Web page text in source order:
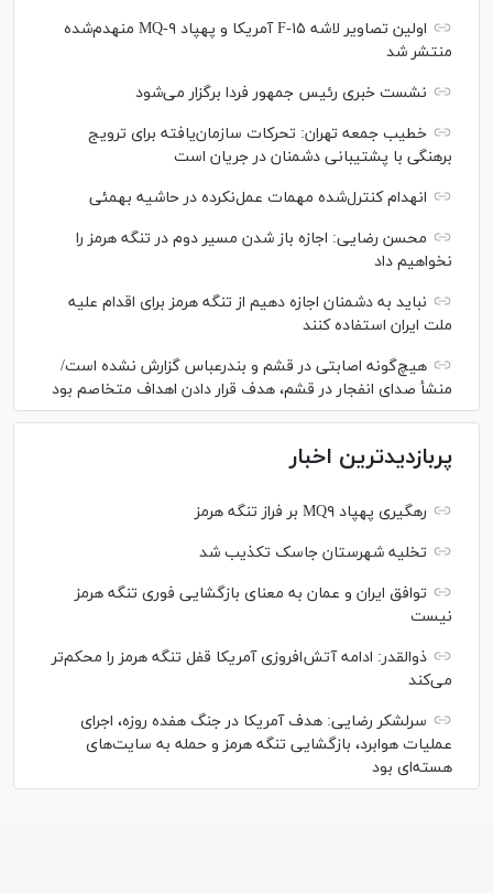
اولین تصاویر لاشه F-۱۵ آمریکا و پهپاد MQ-۹ منهدم‌شده
منتشر شد
نشست خبری رئیس‌ جمهور فردا برگزار می‌شود
خطیب جمعه تهران: تحرکات سازمان‌یافته برای ترویج
برهنگی با پشتیبانی دشمنان در جریان است
انهدام کنترل‌شده مهمات عمل‌نکرده در حاشیه بهمئی
محسن رضایی: اجازه باز شدن مسیر دوم در تنگه هرمز را
نخواهیم داد
نباید به دشمنان اجازه دهیم از تنگه هرمز برای اقدام علیه
ملت ایران استفاده کنند
هیچ‌گونه اصابتی در قشم و بندرعباس گزارش نشده است/
منشأ صدای انفجار در قشم، هدف قرار دادن اهداف متخاصم بود
پربازدیدترین اخبار
رهگیری پهپاد MQ۹ بر فراز تنگه هرمز
تخلیه شهرستان جاسک تکذیب شد
توافق ایران و عمان به معنای بازگشایی فوری تنگه هرمز
نیست
ذوالقدر: ادامه آتش‌افروزی آمریکا قفل تنگه هرمز را محکم‌تر
می‌کند
سرلشکر رضایی: هدف آمریکا در جنگ هفده روزه، اجرای
عملیات هوابرد، بازگشایی تنگه هرمز و حمله به سایت‌های
هسته‌ای بود